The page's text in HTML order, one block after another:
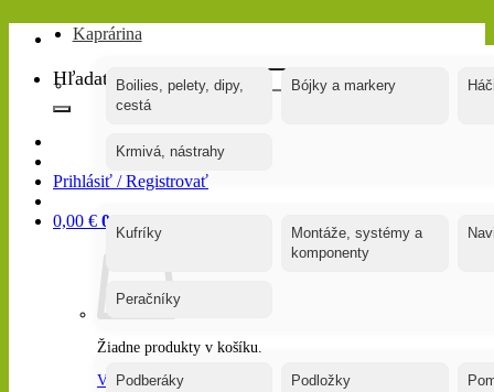
Hľadať:
Prihlásiť / Registrovať
0,00 € 0
Žiadne produkty v košíku.
Vrátiť sa do obchodu
Kaprárina
Boilies, pelety, dipy,
cestá
Bójky a markery
Krmivá, nástrahy
Kufríky
Montáže, systémy a
komponenty
Peračníky
Podberáky Podložky